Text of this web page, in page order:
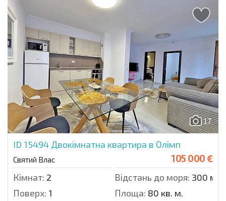
17
ID 15494 Двокімнатна квартира в Олімп
Святий Влас 105 000 €
Кімнат: 2 Відстань до моря: 300 м.
Поверх: 1 Площа: 80 кв. м.